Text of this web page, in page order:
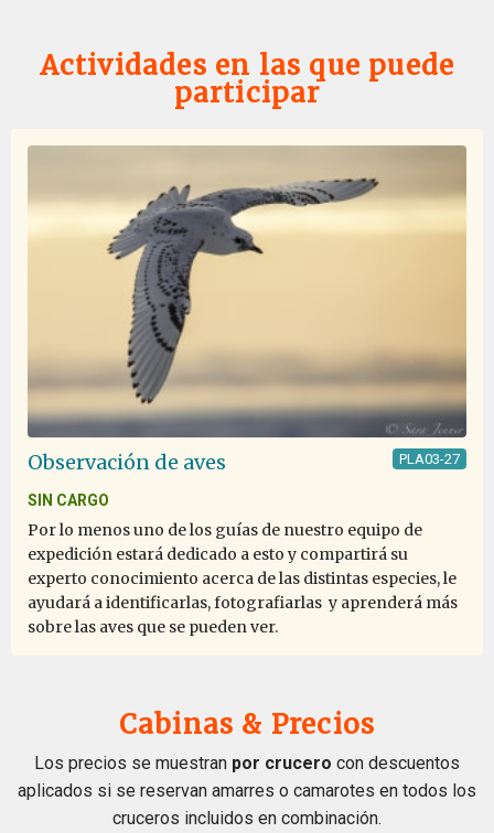
Actividades en las que puede
participar
Observación de aves PLA03-27
SIN CARGO
Por lo menos uno de los guías de nuestro equipo de
expedición estará dedicado a esto y compartirá su
experto conocimiento acerca de las distintas especies, le
ayudará a identificarlas, fotografiarlas y aprenderá más
sobre las aves que se pueden ver.
Cabinas & Precios
Los precios se muestran por crucero con descuentos
aplicados si se reservan amarres o camarotes en todos los
cruceros incluidos en combinación.